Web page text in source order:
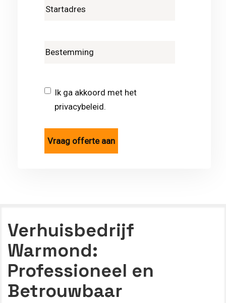
Ik ga akkoord met het
privacybeleid.
Verhuisbedrijf
Warmond:
Professioneel en
Betrouwbaar